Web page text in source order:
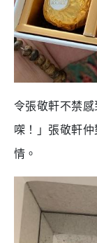
令張敬軒不禁
㗎！」張敬軒
情。